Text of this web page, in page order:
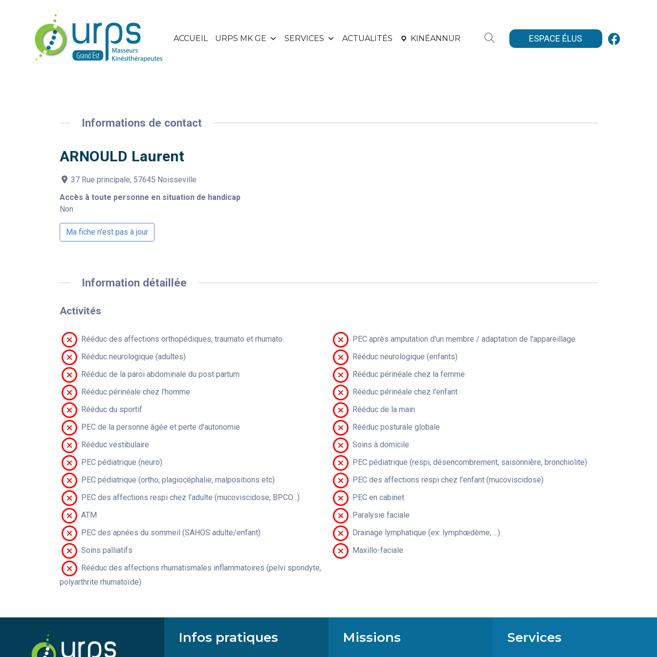
ACCUEIL URPS MK GE SERVICES ACTUALITÉS KINÉANNUR ESPACE ÉLUS
Informations de contact
ARNOULD Laurent
37 Rue principale, 57645 Noisseville
Accès à toute personne en situation de handicap
Non
Ma fiche n'est pas à jour
Information détaillée
Activités
Rééduc des affections orthopédiques, traumato et rhumato
PEC après amputation d'un membre / adaptation de l'appareillage
Rééduc neurologique (adultes)
Rééduc neurologique (enfants)
Rééduc de la paroi abdominale du post partum
Rééduc périnéale chez la femme
Rééduc périnéale chez l'homme
Rééduc périnéale chez l'enfant
Rééduc du sportif
Rééduc de la main
PEC de la personne âgée et perte d'autonomie
Rééduc posturale globale
Rééduc vestibulaire
Soins à domicile
PEC pédiatrique (neuro)
PEC pédiatrique (respi, désencombrement, saisonnière, bronchiolite)
PEC pédiatrique (ortho, plagiocéphalie, malpositions etc)
PEC des affections respi chez l'enfant (mucoviscidose)
PEC des affections respi chez l'adulte (mucoviscidose, BPCO...)
PEC en cabinet
ATM
Paralysie faciale
PEC des apnées du sommeil (SAHOS adulte/enfant)
Drainage lymphatique (ex: lymphœdème, ...)
Soins palliatifs
Maxillo-faciale
Rééduc des affections rhumatismales inflammatoires (pelvi spondyte,
polyarthrite rhumatoïde)
Infos pratiques Missions Services